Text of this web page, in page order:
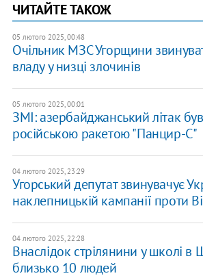
ЧИТАЙТЕ ТАКОЖ
05 лютого 2025, 00:48
Очільник МЗС Угорщини
владу у низці злочинів
05 лютого 2025, 00:01
ЗМІ: азербайджанський літак
російською ракетою "Панцир-С"
04 лютого 2025, 23:29
Угорський депутат звинувачує
наклепницькій кампанії проти
04 лютого 2025, 22:28
Внаслідок стрілянини у школі в
близько 10 людей